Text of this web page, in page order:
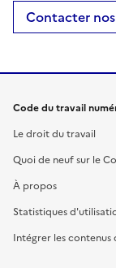
Contacter
Code du travail
Le droit du travail
Quoi de neuf sur le
À propos
Statistiques
Intégrer les